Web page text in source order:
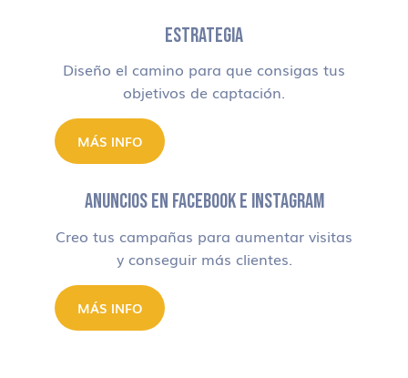
ESTRATEGIA
Diseño el camino para que consigas tus
objetivos de captación.
MÁS INFO
ANUNCIOS EN FACEBOOK E INSTAGRAM
Creo tus campañas para aumentar visitas
y conseguir más clientes.
MÁS INFO